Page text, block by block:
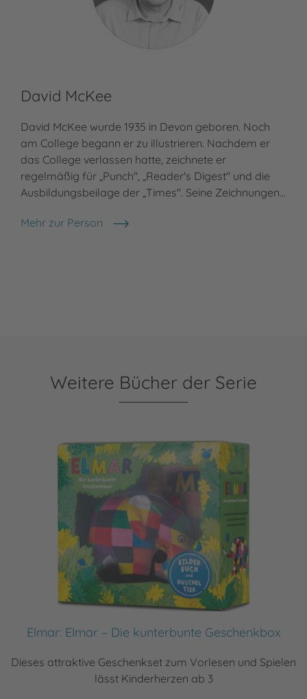
David McKee
David McKee wurde 1935 in Devon geboren. Noch
am College begann er zu illustrieren. Nachdem er
das College verlassen hatte, zeichnete er
regelmäßig für „Punch", „Reader's Digest" und die
Ausbildungsbeilage der „Times". Seine Zeichnungen…
Mehr zur Person
David McKee
Weitere Bücher der Serie
Elmar: Elmar – Die kunterbunte Geschenkbox
Dieses attraktive Geschenkset zum Vorlesen und Spielen
lässt Kinderherzen ab 3